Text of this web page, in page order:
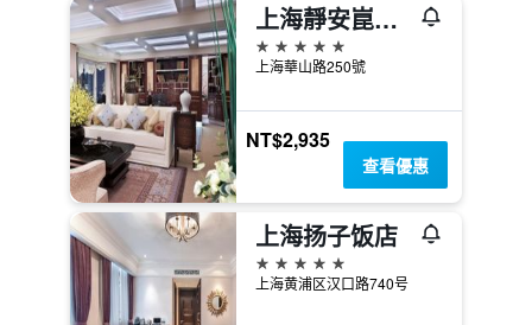
上海靜安崑崙大酒店
5星級
上海華山路250號
NT$2,935
查看優惠
上海扬子饭店
5星級
上海黄浦区汉口路740号